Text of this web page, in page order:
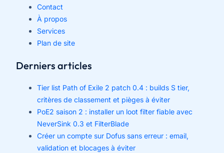
Contact
À propos
Services
Plan de site
Derniers articles
Tier list Path of Exile 2 patch 0.4 : builds S tier,
critères de classement et pièges à éviter
PoE2 saison 2 : installer un loot filter fiable avec
NeverSink 0.3 et FilterBlade
Créer un compte sur Dofus sans erreur : email,
validation et blocages à éviter